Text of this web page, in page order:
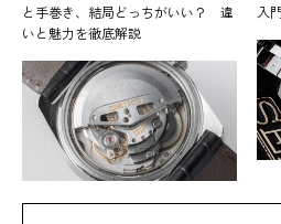
と手巻き、結局どっちがいい？ 違
いと魅力を徹底解説
入